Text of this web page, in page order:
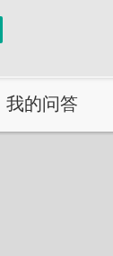
我的问答